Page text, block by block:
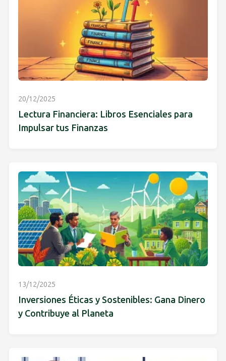
20/12/2025
Lectura Financiera: Libros Esenciales para
Impulsar tus Finanzas
13/12/2025
Inversiones Éticas y Sostenibles: Gana Dinero
y Contribuye al Planeta